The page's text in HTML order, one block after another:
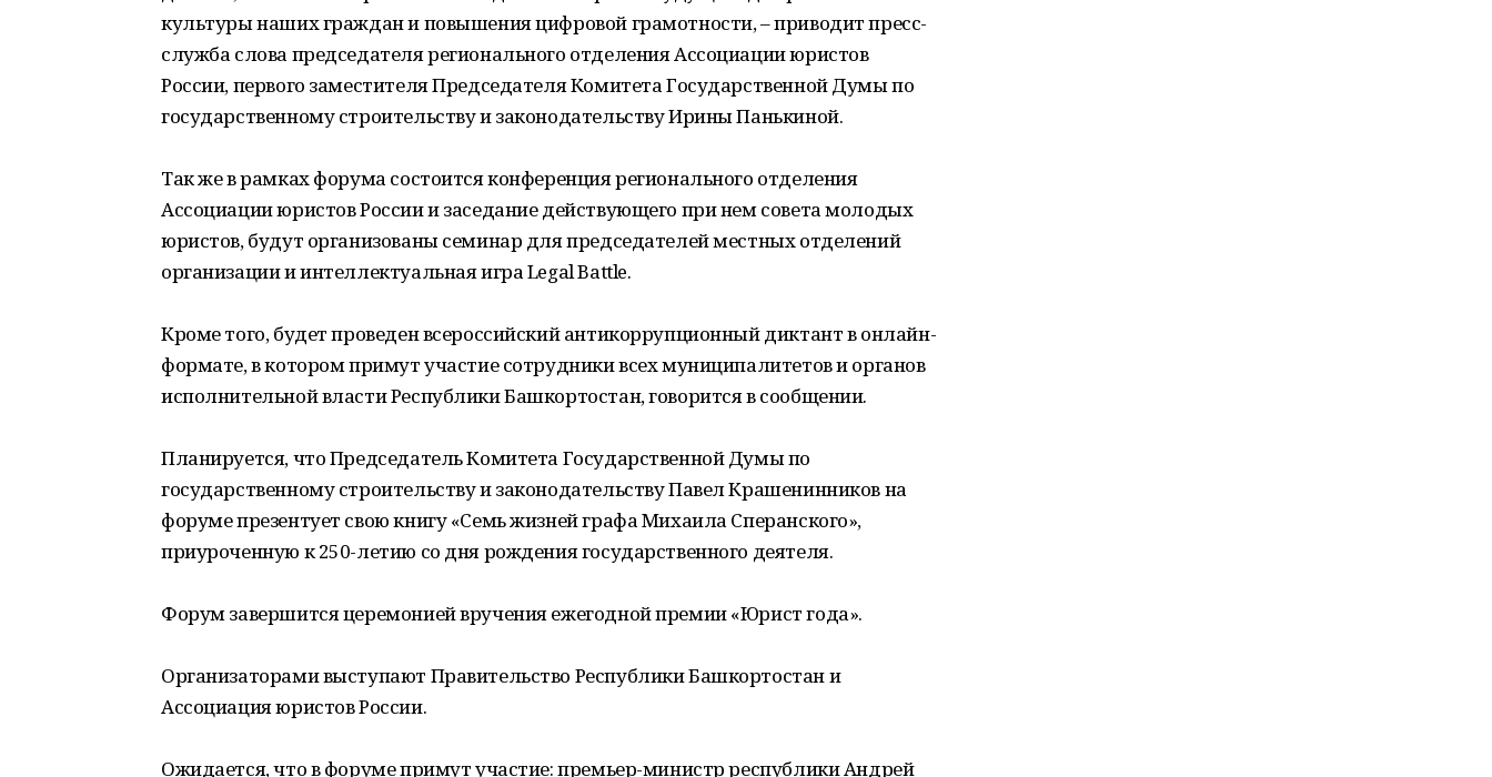
культуры наших граждан и повышения цифровой грамотности, – приводит пресс-
служба слова председателя регионального отделения Ассоциации юристов
России, первого заместителя Председателя Комитета Государственной Думы по
государственному строительству и законодательству Ирины Панькиной.
Так же в рамках форума состоится конференция регионального отделения
Ассоциации юристов России и заседание действующего при нем совета молодых
юристов, будут организованы семинар для председателей местных отделений
организации и интеллектуальная игра Legal Battle.
Кроме того, будет проведен всероссийский антикоррупционный диктант в онлайн-
формате, в котором примут участие сотрудники всех муниципалитетов и органов
исполнительной власти Республики Башкортостан, говорится в сообщении.
Планируется, что Председатель Комитета Государственной Думы по
государственному строительству и законодательству Павел Крашенинников на
форуме презентует свою книгу «Семь жизней графа Михаила Сперанского»,
приуроченную к 250-летию со дня рождения государственного деятеля.
Форум завершится церемонией вручения ежегодной премии «Юрист года».
Организаторами выступают Правительство Республики Башкортостан и
Ассоциация юристов России.
Ожидается, что в форуме примут участие: премьер-министр республики Андрей